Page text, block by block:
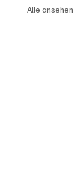
Alle ansehen